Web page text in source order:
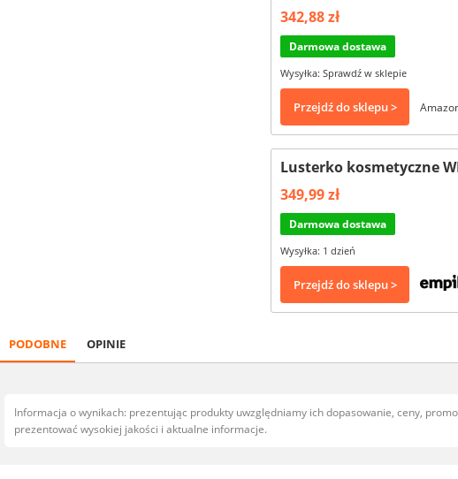
342,88 zł
Darmowa dostawa
Wysyłka: Sprawdź w sklepie
Przejdź do sklepu >
Lusterko kosmetyczne
349,99 zł
Darmowa dostawa
Wysyłka: 1 dzień
Przejdź do sklepu >
PODOBNE OPINIE
Informacja o wynikach: prezentując produkty uwzględniamy ich dopasowanie, ceny,
prezentować wysokiej jakości i aktualne informacje.